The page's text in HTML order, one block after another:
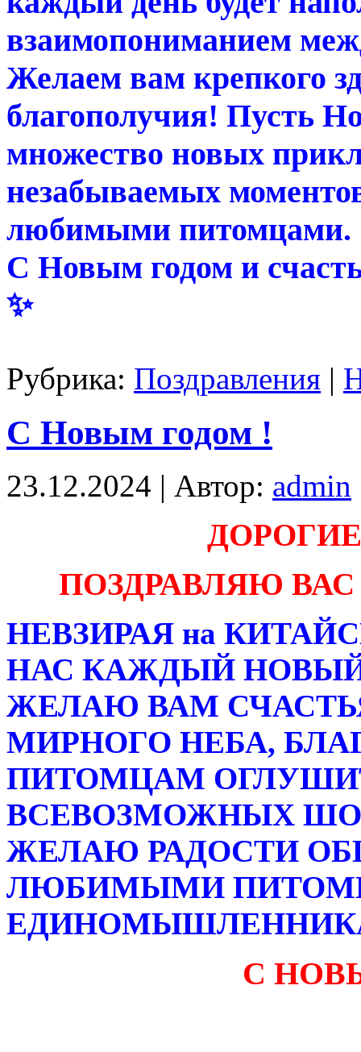
взаимопониманием
Желаем вам крепкого
благополучия! Пусть
множество новых
незабываемых
любимыми питомцами.
С Новым годом и
✨
Рубрика: Поздравления |
С Новым годом !
23.12.2024 | Автор: admin
ПОЗДРАВЛЯЮ
НЕВЗИРАЯ на
НАС КАЖДЫЙ НОВЫЙ
ЖЕЛАЮ ВАМ
МИРНОГО НЕБА,
ПИТОМЦАМ
ВСЕВОЗМОЖНЫХ
ЖЕЛАЮ РАДОСТИ
ЛЮБИМЫМИ
С